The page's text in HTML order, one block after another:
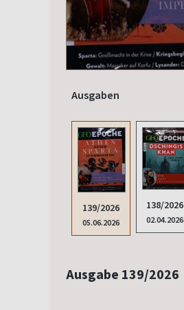
Ausgaben
139/2026
05.06.2026
138/2026
02.04.2026
Ausgabe 139/2026